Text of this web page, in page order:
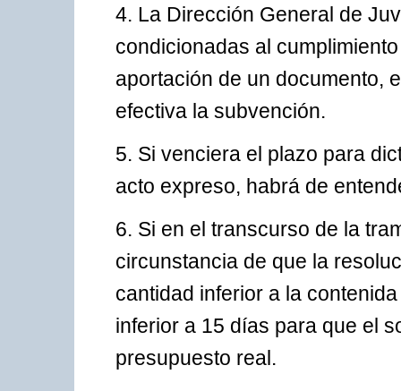
4. La Dirección General de
condicionadas al
aportación de un documento,
efectiva la subvención.
5. Si venciera el plazo para
acto expreso, habrá de
6. Si en el transcurso de la
circunstancia de que la
cantidad inferior a la
inferior a 15 días para que el
presupuesto real.